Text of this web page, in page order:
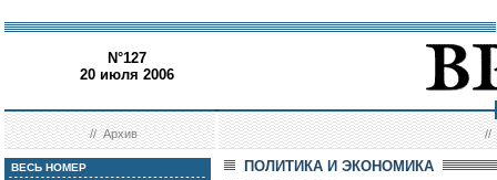
N°127
20 июля 2006
//Архив //
ВЕСЬ НОМЕР
ПОЛИТИКА И ЭКОНОМИКА